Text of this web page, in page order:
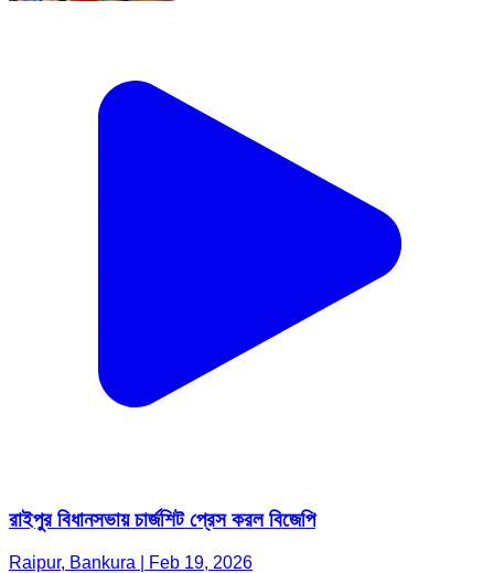
রাইপুর বিধানসভায় চার্জশিট প্রেস করল বিজেপি
Raipur, Bankura | Feb 19, 2026